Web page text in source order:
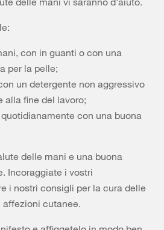
con in guanti o con una
per la pelle;
un detergente non aggressivo
alla fine del lavoro;
con una buona
delle mani e una buona
Incoraggiate i vostri
i nostri consigli per la cura delle
affezioni cutanee.